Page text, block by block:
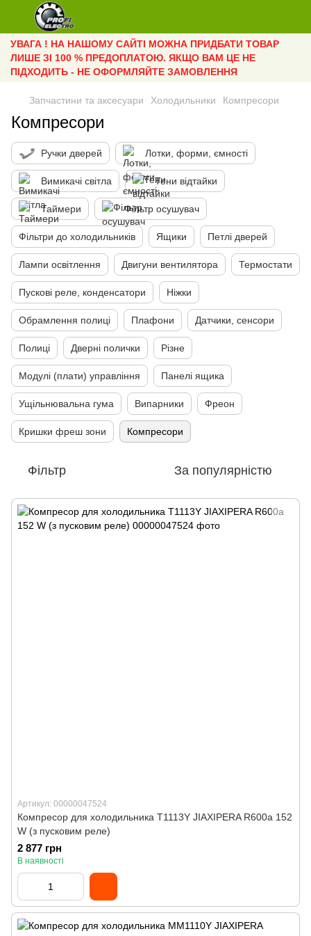
УВАГА ! НА НАШОМУ САЙТІ МОЖНА ПРИДБАТИ ТОВАР
ЛИШЕ ЗІ 100 % ПРЕДОПЛАТОЮ. ЯКЩО ВАМ ЦЕ НЕ
ПІДХОДИТЬ - НЕ ОФОРМЛЯЙТЕ ЗАМОВЛЕННЯ
Запчастини та аксесуари Холодильники Компресори
Компресори
Ручки дверей Лотки, форми, ємності
Вимикачі світла Тени відтайки
Таймери Фільтр осушувач
Фільтри до холодильників Ящики Петлі дверей
Лампи освітлення Двигуни вентилятора Термостати
Пускові реле, конденсатори Ніжки
Обрамлення полиці Плафони Датчики, сенсори
Полиці Дверні полички Різне
Модулі (плати) управління Панелі ящика
Ущільнювальна гума Випарники Фреон
Кришки фреш зони Компресори
Фільтр За популярністю
Артикул: 00000047524
Компресор для холодильника T1113Y JIAXIPERA R600a 152
W (з пусковим реле)
2 877 грн
В наявності